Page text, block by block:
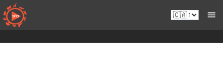
Skip
to
content
fr-
ca.sportsmansparadiseonline.com